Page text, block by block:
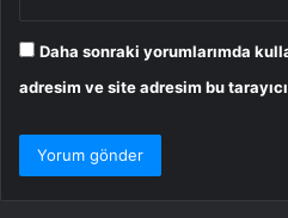
Daha sonraki yorumlarımda
adresim ve site adresim bu